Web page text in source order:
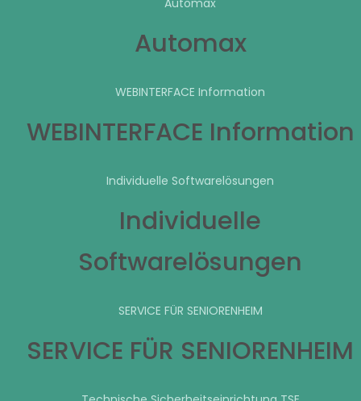
Automax
WEBINTERFACE Information
WEBINTERFACE Information
Individuelle Softwarelösungen
Individuelle
Softwarelösungen
SERVICE FÜR SENIORENHEIM
SERVICE FÜR SENIORENHEIM